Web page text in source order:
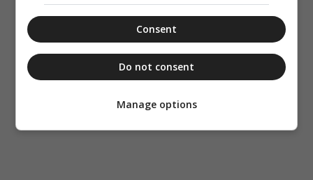
Consent
Do not consent
Manage options